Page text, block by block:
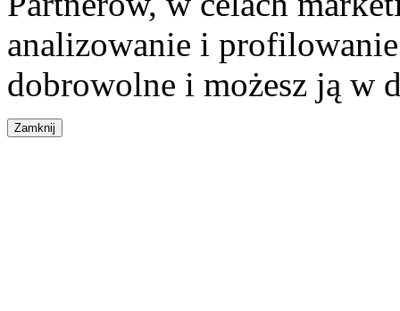
analizowanie i
dobrowolne i możesz ją w